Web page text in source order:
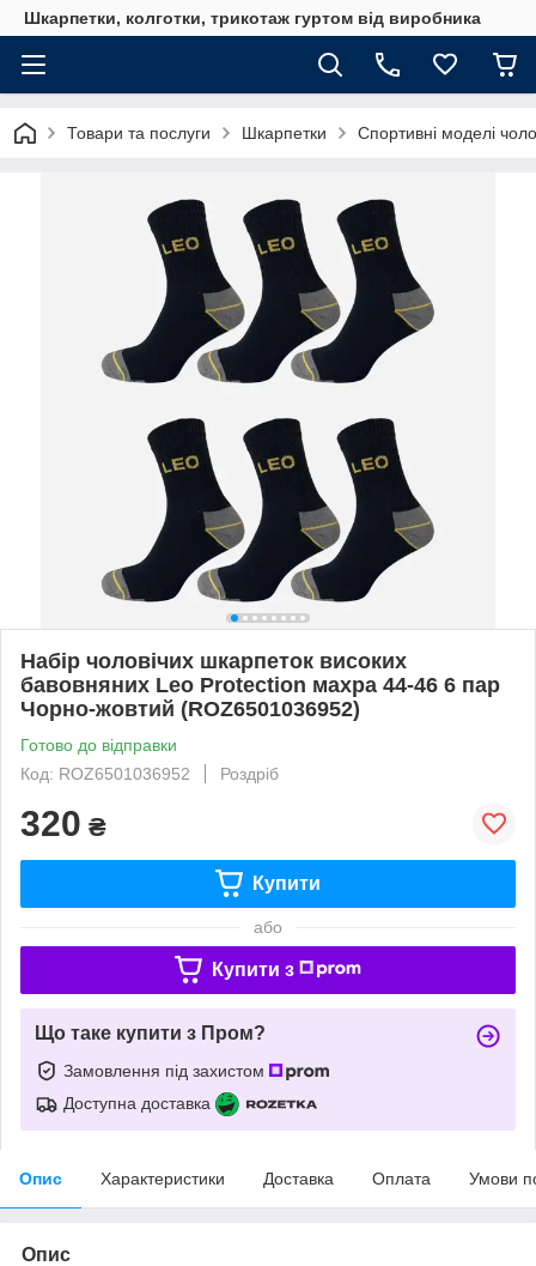
Шкарпетки, колготки, трикотаж гуртом від виробника
Товари та послуги Шкарпетки Спортивні моделі
Набір чоловічих шкарпеток високих
бавовняних Leo Protection махра 44-46 6 пар
Чорно-жовтий (ROZ6501036952)
Готово до відправки
Код: ROZ6501036952
Роздріб
320 ₴
Купити
або
Купити з
Що таке купити з Пром?
Замовлення під захистом
Доступна доставка
Опис Характеристики Доставка Оплата Умови
Опис